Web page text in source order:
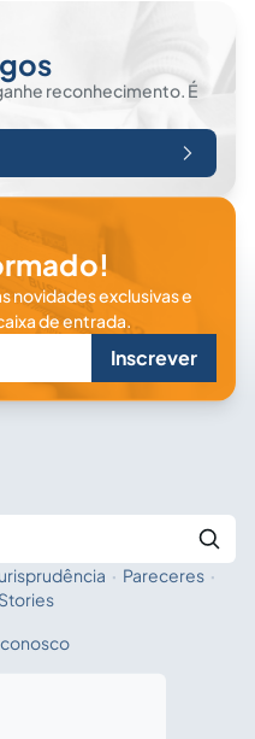
reconhecimento. É
novidades exclusivas e
de entrada.
Inscrever
a IA
· Pareceres ·
Stories